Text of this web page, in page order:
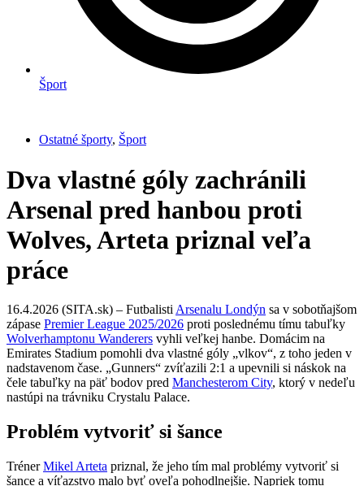
Šport
Ostatné športy, Šport
Dva vlastné góly zachránili
Arsenal pred hanbou proti
Wolves, Arteta priznal veľa
práce
16.4.2026 (SITA.sk) – Futbalisti Arsenalu Londýn sa v sobotňajšom
zápase Premier League 2025/2026 proti poslednému tímu tabuľky
Wolverhamptonu Wanderers vyhli veľkej hanbe. Domácim na
Emirates Stadium pomohli dva vlastné góly „vlkov“, z toho jeden v
nadstavenom čase. „Gunners“ zvíťazili 2:1 a upevnili si náskok na
čele tabuľky na päť bodov pred Manchesterom City, ktorý v nedeľu
nastúpi na trávniku Crystalu Palace.
Problém vytvoriť si šance
TrénerMikel Arteta priznal, že jeho tím mal problémy vytvoriť si
šance a víťazstvo malo byť oveľa pohodlnejšie. Napriek tomu